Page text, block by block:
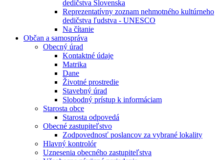
dedičstva Slovenska
Reprezentatívny zoznam nehmotného kultúrneho
dedičstva ľudstva - UNESCO
Na čítanie
Občan a samospráva
Obecný úrad
Kontaktné údaje
Matrika
Dane
Životné prostredie
Stavebný úrad
Slobodný prístup k informáciam
Starosta obce
Starosta odpovedá
Obecné zastupiteľstvo
Zodpovednosť poslancov za vybrané lokality
Hlavný kontrolór
Uznesenia obecného zastupiteľstva